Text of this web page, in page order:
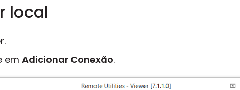
local
em Adicionar Conexão.